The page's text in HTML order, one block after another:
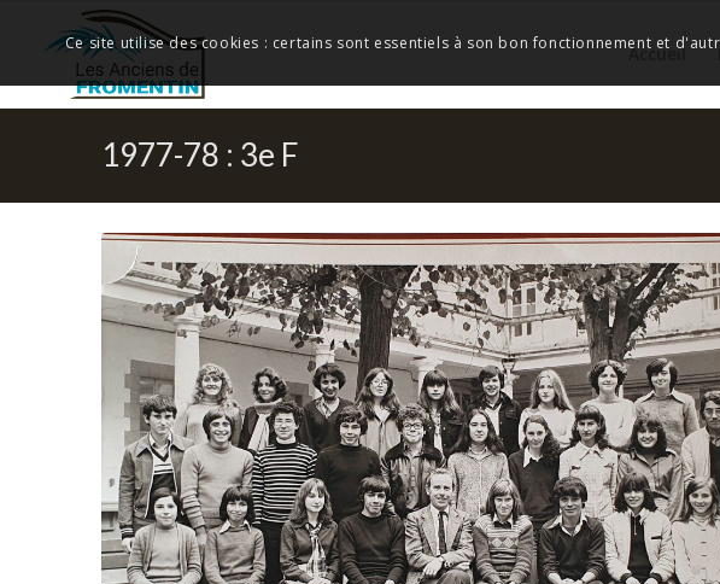
Accueil
1977-78 : 3e F
Ce site utilise des cookies : certains sont essentiels à son bon fonctionnement et